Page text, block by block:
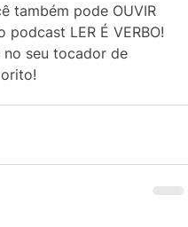
também pode OUVIR
podcast LER É VERBO!
no seu tocador de